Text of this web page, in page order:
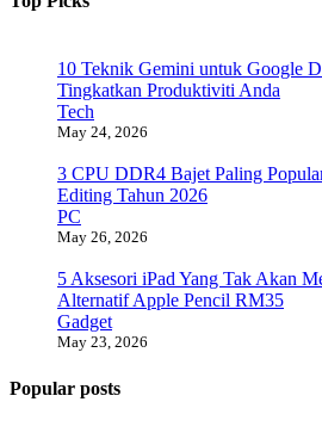
10 Teknik Gemini untuk Google
Tingkatkan Produktiviti Anda
Tech
May 24, 2026
3 CPU DDR4 Bajet Paling
Editing Tahun 2026
PC
May 26, 2026
5 Aksesori iPad Yang Tak Akan
Alternatif Apple Pencil RM35
Gadget
May 23, 2026
Popular posts